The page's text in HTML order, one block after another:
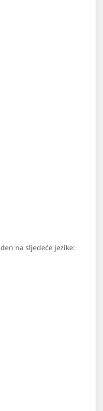
na sljedeće jezike: